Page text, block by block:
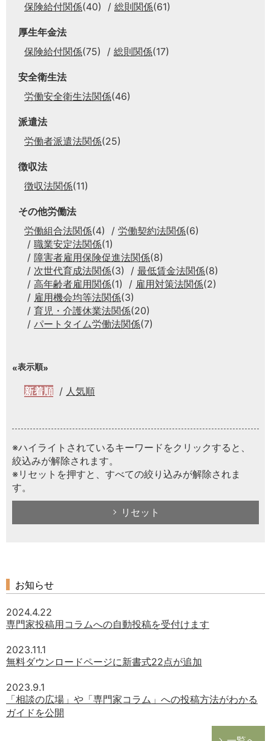
保険給付関係(40) 総則関係(61)
厚生年金法
保険給付関係(75) 総則関係(17)
安全衛生法
労働安全衛生法関係(46)
派遣法
労働者派遣法関係(25)
徴収法
徴収法関係(11)
その他労働法
労働組合法関係(4) 労働契約法関係(6)
職業安定法関係(1)
障害者雇用保険促進法関係(8)
次世代育成法関係(3) 最低賃金法関係(8)
高年齢者雇用関係(1) 雇用対策法関係(2)
雇用機会均等法関係(3)
育児・介護休業法関係(20)
パートタイム労働法関係(7)
表示順
新着順 人気順
※ハイライトされているキーワードをクリックすると、
絞込みが解除されます。
※リセットを押すと、すべての絞り込みが解除されま
す。
リセット
お知らせ
2024.4.22
専門家投稿用コラムへの自動投稿を受付けます
2023.11.1
無料ダウンロードページに新書式22点が追加
2023.9.1
「相談の広場」や「専門家コラム」への投稿方法がわかる
ガイドを公開